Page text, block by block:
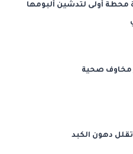
محطة أولى لتدشين ألبومها
مخاوف صحية
تقلل دهون الكبد